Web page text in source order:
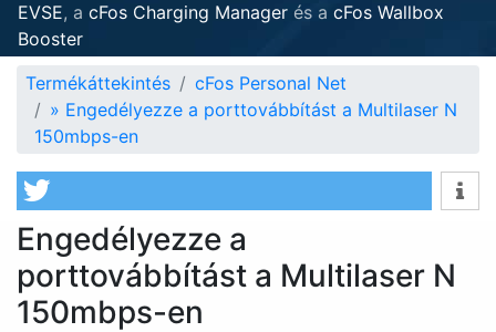
EVSE, a cFos Charging Manager és a cFos Wallbox
Booster
Termékáttekintés
cFos Personal Net
» Engedélyezze a porttovábbítást a Multilaser N
150mbps-en
Engedélyezze a
porttovábbítást a Multilaser N
150mbps-en